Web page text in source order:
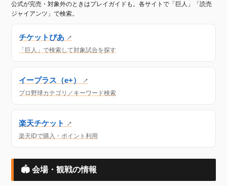
公式が完売・対象外のときはプレイガイドも。各サイトで「巨人」「読売
ジャイアンツ」で検索。
チケットぴあ ↗
「巨人」で検索して対象試合を探す
イープラス（e+） ↗
プロ野球カテゴリ／キーワード検索
楽天チケット ↗
楽天IDで購入・ポイント利用
🏟 会場・観戦の情報